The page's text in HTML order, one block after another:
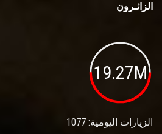
الزائـرون
19.27M
الزيارات اليومية: 1077